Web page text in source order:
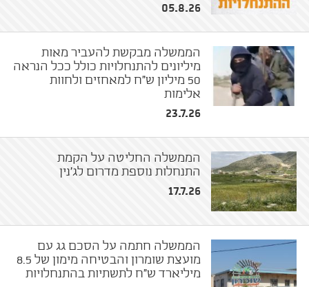
05.8.26
הממשלה מבקשת להעביר מאות
מיליונים להתנחלויות כולל ככל הנראה
50 מיליון ש"ח למאחזים ולחוות
אלימות
23.7.26
הממשלה החליטה על הקמת
התנחלות נוספת מדרום לג'נין
17.7.26
הממשלה חתמה על הסכם גג עם
מועצת שומרון והבטיחה מימון של 8.5
מיליארד ש"ח לתשתיות בהתנחלויות